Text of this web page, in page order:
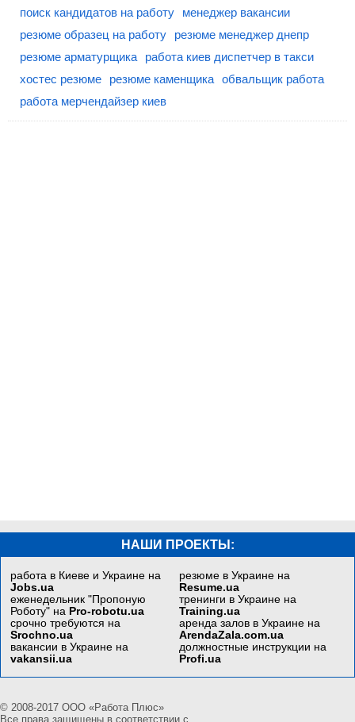
поиск кандидатов на работу
менеджер вакансии
резюме образец на работу
резюме менеджер днепр
резюме арматурщика
работа киев диспетчер в такси
хостес резюме
резюме каменщика обвальщик работа
работа мерчендайзер киев
НАШИ ПРОЕКТЫ:
работа в Киеве и Украине на
Jobs.ua
еженедельник "Пропоную
Роботу" на Pro-robotu.ua
срочно требуются на
Srochno.ua
вакансии в Украине на
vakansii.ua
резюме в Украине на
Resume.ua
тренинги в Украине на
Training.ua
аренда залов в Украине на
ArendaZala.com.ua
должностные инструкции на
Profi.ua
© 2008-2017 ООО «Работа Плюс»
Все права защищены в соответствии с